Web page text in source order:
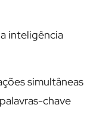
inteligência
simultâneas
chave